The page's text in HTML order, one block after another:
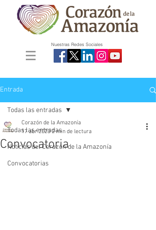
Nuestras Redes Sociales
Entrada
Todas las entradas
Noticias del Corazón de la Amazonía
Convocatorias
Todas las entradas
Convocatoria
Corazón de la Amazonía
17 abr 2020 2 min de lectura